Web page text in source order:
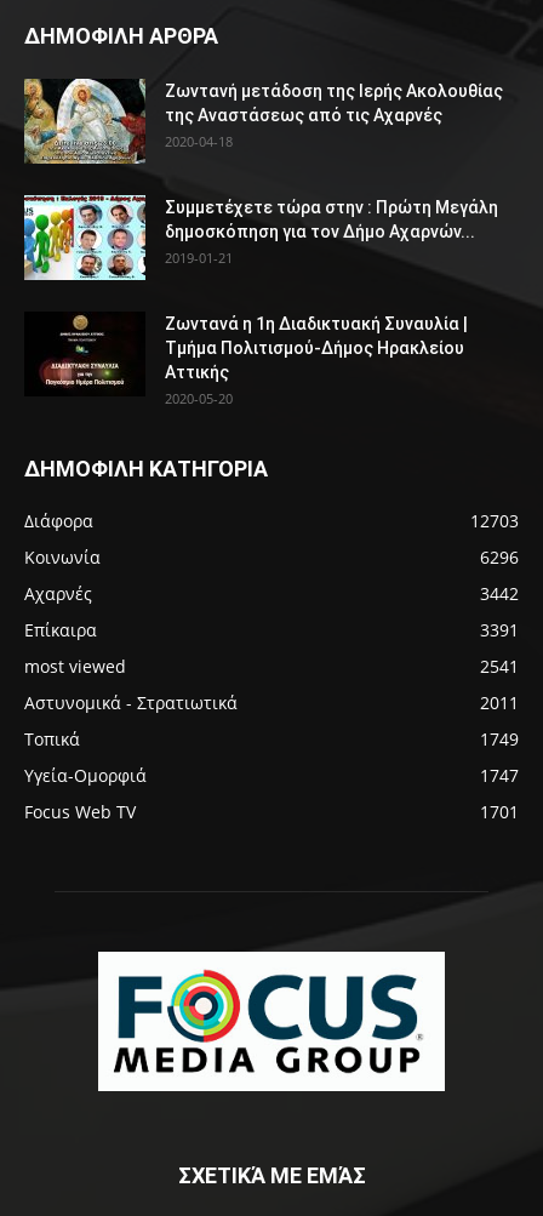
ΔΗΜΟΦΙΛΗ ΑΡΘΡΑ
Ζωντανή μετάδοση της Ιερής Ακολουθίας
της Αναστάσεως από τις Αχαρνές
2020-04-18
Συμμετέχετε τώρα στην : Πρώτη Μεγάλη
δημοσκόπηση για τον Δήμο Αχαρνών...
2019-01-21
Ζωντανά η 1η Διαδικτυακή Συναυλία |
Τμήμα Πολιτισμού-Δήμος Ηρακλείου
Αττικής
2020-05-20
ΔΗΜΟΦΙΛΗ ΚΑΤΗΓΟΡΙΑ
Διάφορα
12703
Κοινωνία
6296
Αχαρνές
3442
Επίκαιρα
3391
most viewed
2541
Αστυνομικά - Στρατιωτικά
2011
Τοπικά
1749
Υγεία-Ομορφιά
1747
Focus Web TV
1701
ΣΧΕΤΙΚΆ ΜΕ ΕΜΆΣ